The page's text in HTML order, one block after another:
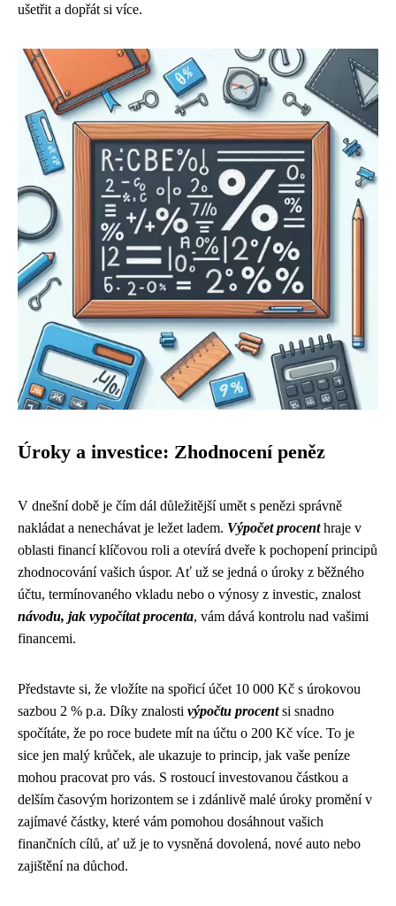
ušetřit a dopřát si více.
Úroky a investice: Zhodnocení peněz
V dnešní době je čím dál důležitější umět s penězi správně
nakládat a nenechávat je ležet ladem. Výpočet procenthraje v
oblasti financí klíčovou roli a otevírá dveře k pochopení principů
zhodnocování vašich úspor. Ať už se jedná o úroky z běžného
účtu, termínovaného vkladu nebo o výnosy z investic, znalost
návodu, jak vypočítat procenta, vám dává kontrolu nad vašimi
financemi.
Představte si, že vložíte na spořicí účet 10 000 Kč s úrokovou
sazbou 2 % p.a. Díky znalosti výpočtu procentsi snadno
spočítáte, že po roce budete mít na účtu o 200 Kč více. To je
sice jen malý krůček, ale ukazuje to princip, jak vaše peníze
mohou pracovat pro vás. S rostoucí investovanou částkou a
delším časovým horizontem se i zdánlivě malé úroky promění v
zajímavé částky, které vám pomohou dosáhnout vašich
finančních cílů, ať už je to vysněná dovolená, nové auto nebo
zajištění na důchod.